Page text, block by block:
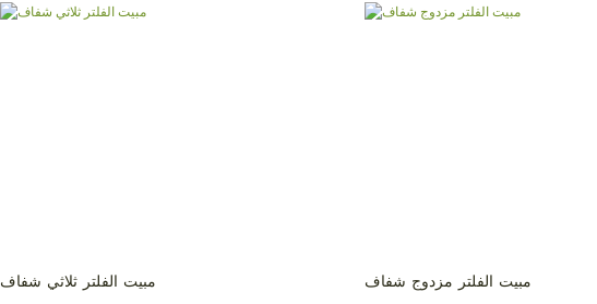
مبيت الفلتر ثلاثي شفاف مبيت الفلتر مزدوج شفاف